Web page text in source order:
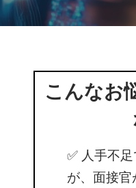
こんなお
✅ 人手不
が、面接